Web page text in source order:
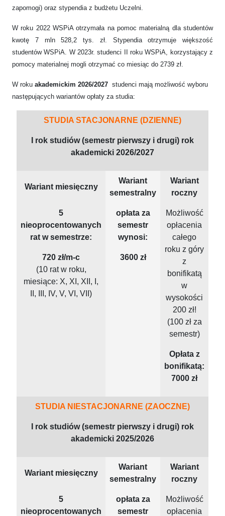
zapomogi) oraz stypendia z budżetu Uczelni.
W roku 2022 WSPiA otrzymała na pomoc materialną dla studentów
kwotę 7 mln 528,2 tys. zł. Stypendia otrzymuje większość
studentów WSPiA. W 2023r. studenci II roku WSPiA, korzystający z
pomocy materialnej mogli otrzymać co miesiąc do 2739 zł.
W roku akademickim 2026/2027 studenci mają możliwość wyboru
następujących wariantów opłaty za studia:
STUDIA STACJONARNE (DZIENNE)
I rok studiów (semestr pierwszy i drugi) rok
akademicki 2026/2027
Wariant miesięczny
Wariant
semestralny
Wariant
roczny
5
nieoprocentowanych
rat w semestrze:
720 zł/m-c
(10 rat w roku,
miesiące: X, XI, XII, I,
II, III, IV, V, VI, VII)
opłata za
semestr
wynosi:
3600 zł
Możliwość
opłacenia
całego
roku z góry
z
bonifikatą
w
wysokości
200 zł!
(100 zł za
semestr)
Opłata z
bonifikatą:
7000 zł
STUDIA NIESTACJONARNE (ZAOCZNE)
I rok studiów (semestr pierwszy i drugi) rok
akademicki 2025/2026
Wariant miesięczny
Wariant
semestralny
Wariant
roczny
5
nieoprocentowanych
opłata za
semestr
Możliwość
opłacenia